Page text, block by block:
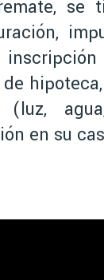
se
(luz,
en su